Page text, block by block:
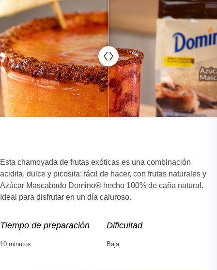
Esta chamoyada de frutas exóticas es una combinación
acidita, dulce y picosita; fácil de hacer, con frutas naturales y
Azúcar Mascabado Domino® hecho 100% de caña natural.
Ideal para disfrutar en un día caluroso.
Tiempo de preparación
10 minutos
Dificultad
Baja